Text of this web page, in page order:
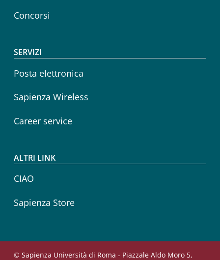
Concorsi
SERVIZI
Posta elettronica
Sapienza Wireless
Career service
ALTRI LINK
CIAO
Sapienza Store
© Sapienza Università di Roma - Piazzale Aldo Moro 5,